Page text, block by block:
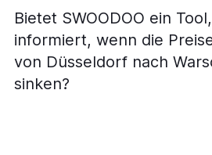
Bietet SWOODOO ein
informiert, wenn die
von Düsseldorf nach
sinken?